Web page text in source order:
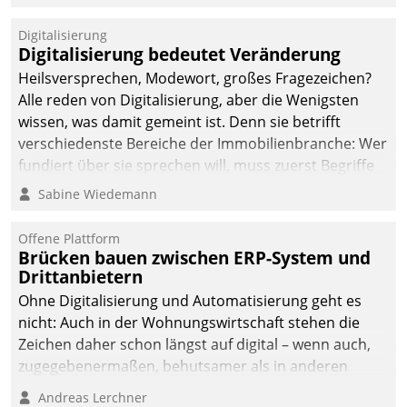
Unternehmen.
Digitalisierung
Digitalisierung bedeutet Veränderung
Heilsversprechen, Modewort, großes Fragezeichen?
Alle reden von Digitalisierung, aber die Wenigsten
wissen, was damit gemeint ist. Denn sie betrifft
verschiedenste Bereiche der Immobilienbranche: Wer
fundiert über sie sprechen will, muss zuerst Begriffe
klären. Ein Aspekt ist die betriebliche Optimierung:
Einsparungen durch optimierte und automatisierte
Prozesse. Doch man darf nicht zu viel erwarten: Allein
mit der Einführung einer neuen Software ist es nicht
getan. Die Digitalisierung erfordert von Unternehmen
die Bereitschaft, sich zu überprüfen, zu hinterfragen
und zu verändern.
Sabine Wiedemann
Offene Plattform
Brücken bauen zwischen ERP-System und
Drittanbietern
Ohne Digitalisierung und Automatisierung geht es
nicht: Auch in der Wohnungswirtschaft stehen die
Zeichen daher schon längst auf digital – wenn auch,
zugegebenermaßen, behutsamer als in anderen
Branchen.
Andreas Lerchner